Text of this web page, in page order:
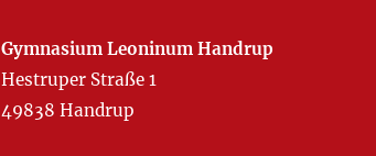
Gymnasium Leoninum Handrup
Hestruper Straße 1
49838 Handrup